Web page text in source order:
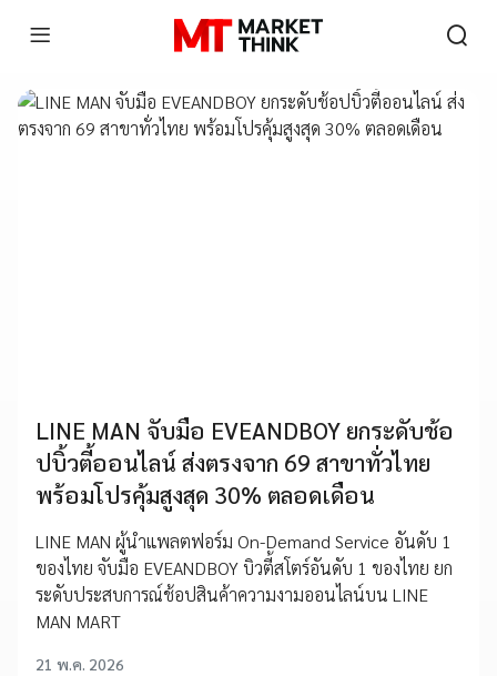
LINE MAN จับมือ EVEANDBOY ยกระดับช้อ
ปบิ้วตี้ออนไลน์ ส่งตรงจาก 69 สาขาทั่วไทย
พร้อมโปรคุ้มสูงสุด 30% ตลอดเดือน
LINE MAN ผู้นำแพลตฟอร์ม On-Demand Service อันดับ 1
ของไทย จับมือ EVEANDBOY บิวตี้สโตร์อันดับ 1 ของไทย ยก
ระดับประสบการณ์ช้อปสินค้าความงามออนไลน์บน LINE
MAN MART
21 พ.ค. 2026